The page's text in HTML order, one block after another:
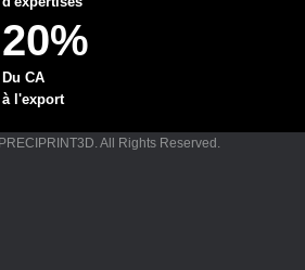
20%
Du CA
à l'export
All Rights Reserved.